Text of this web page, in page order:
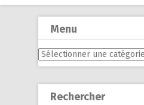
Menu
Menu
Rechercher